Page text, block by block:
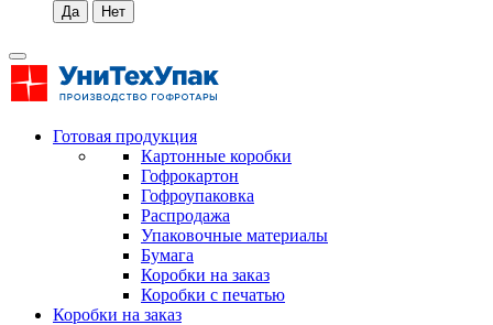
Готовая продукция
Картонные коробки
Гофрокартон
Гофроупаковка
Распродажа
Упаковочные материалы
Бумага
Коробки на заказ
Коробки с печатью
Коробки на заказ